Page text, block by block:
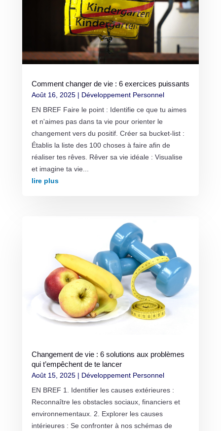
Comment changer de vie : 6 exercices puissants
Août 16, 2025| Développement Personnel
EN BREF Faire le point : Identifie ce que tu aimes
et n'aimes pas dans ta vie pour orienter le
changement vers du positif. Créer sa bucket-list :
Établis la liste des 100 choses à faire afin de
réaliser tes rêves. Rêver sa vie idéale : Visualise
et imagine ta vie...
lire plus
Changement de vie : 6 solutions aux problèmes
qui t’empêchent de te lancer
Août 15, 2025| Développement Personnel
EN BREF 1. Identifier les causes extérieures :
Reconnaître les obstacles sociaux, financiers et
environnementaux. 2. Explorer les causes
intérieures : Se confronter à nos schémas de